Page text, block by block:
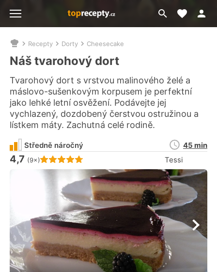
Přejít
na
Moje
Nacházíte
se
zde:
Recepty Dorty Cheesecake
Náš tvarohový dort
Tvarohový dort s vrstvou malinového želé a
máslovo-sušenkovým korpusem je perfektní
jako lehké letní osvěžení. Podávejte jej
vychlazený, dozdobený čerstvou ostružinou a
lístkem máty. Zachutná celé rodině.
Hodnocení receptu je
4,7 (9×) Tessi
Středně náročný
Doba
45 min